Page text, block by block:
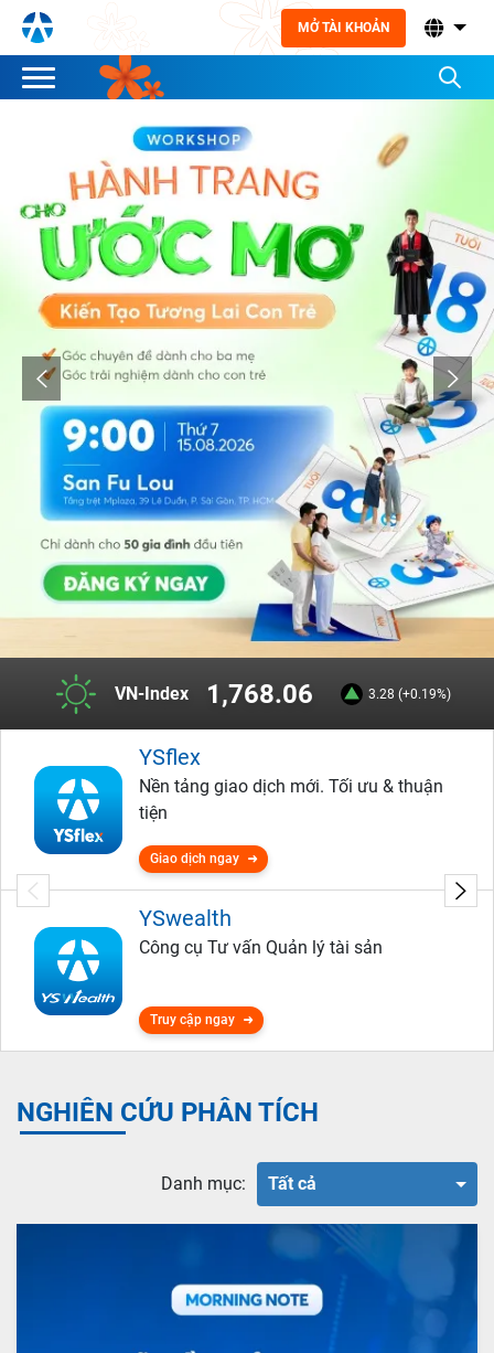
MỞ TÀI KHOẢN
VN-Index 1,768.06 3.28 (+0.19%)
YSflex
Nền tảng giao dịch mới. Tối ưu & thuận
tiện
Giao dịch ngay
YSwealth
Công cụ Tư vấn Quản lý tài sản
Truy cập ngay
NGHIÊN CỨU PHÂN TÍCH
Danh mục: Tất cả